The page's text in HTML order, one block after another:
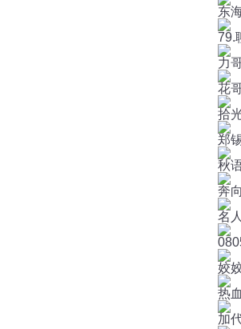
东
79.
力
花
拾
郑
秋
奔
名
姣
热
加